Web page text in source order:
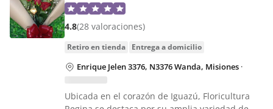
4.8(28 valoraciones)
retiro en tienda entrega a domicilio
Enrique Jelen 3376, N3376 Wanda, Misiones ·
Ubicada en el corazón de Iguazú, Floricultura